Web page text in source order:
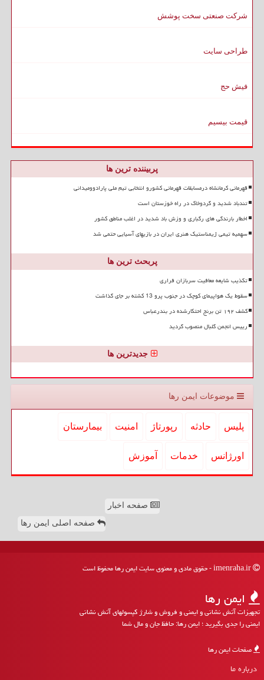
شرکت صنعتی سخت پوشش
طراحی سایت
فیش حج
قیمت بیسیم
پربیننده ترین ها
قهرمانی کرمانشاه درمسابقات قهرمانی کشورو انتخابی تیم ملی پارادوومیدانی
تندباد شدید و گردوخاک در راه خوزستان است
اخطار بارندگی های رگباری و وزش باد شدید در اغلب مناطق کشور
سهمیه تیمی ژیمناستیک هنری ایران در بازیهای آسیایی حتمی شد
پربحث ترین ها
تکذیب شایعه معافیت سربازان فراری
سقوط یک هواپیمای کوچک در جنوب پرو 13 کشته بر جای گذاشت
کشف ۱۹۲ تن برنج احتکارشده در بندرعباس
رییس انجمن گلبال منصوب گردید
جدیدترین ها
موضوعات ایمن رها
پلیس حادثه رپورتاژ امنیت بیمارستان
اورژانس خدمات آموزش
صفحه اخبار
صفحه اصلی ایمن رها
ایمن رها
تجهیزات آتش نشانی و ایمنی و فروش و شارژ کپسولهای آتش نشانی
ایمنی را جدی بگیرید ؛ ایمن رها: حافظ جان و مال شما
صفحات ایمن رها
درباره ما